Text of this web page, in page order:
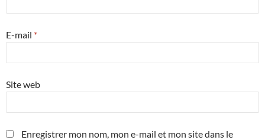
E-mail *
Site web
Enregistrer mon nom, mon e-mail et mon site dans le